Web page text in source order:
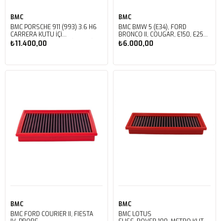
BMC
BMC PORSCHE 911 (993) 3.6 H6
CARRERA KUTU İÇİ
PERFORMANS HAVA FİLTRESİ
FB136/04
₺11.400,00
Sepete Ekle
BMC
BMC BMW 5 (E34), FORD
BRONCO II, COUGAR, E150, E250,
E350, TRANSIT 92 KUTU İÇİ
PERFORMANS HAVA FİLTRESİ
₺6.000,00
Sepete Ekle
BMC
BMC FORD COURIER II, FIESTA
BMC
BMC LOTUS